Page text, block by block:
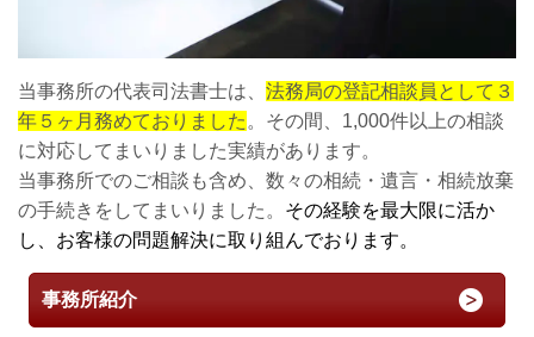
当事務所の代表司法書士は、 法務局の登記相談員として３
年５ヶ月務めておりました。その間、1,000件以上の相談
に対応してまいりました実績があります。
当事務所でのご相談も含め、数々の相続・遺言・相続放棄
の手続きをしてまいりました。 その経験を最大限に活か
し、お客様の問題解決に取り組んでおります。
事務所紹介